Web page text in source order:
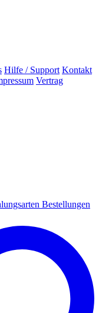
Hilfe / Support Kontakt
Vertrag
Bestellungen